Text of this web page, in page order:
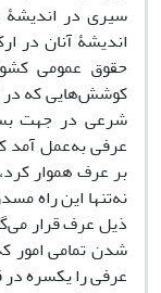
سیری در اندیشۀ
اندیشۀ آنان در
حقوق عمومی
کوشش‌هایی که در
شرعی در جهت
عرفی به‌عمل آمد
بر عرف هموار
نه‌تنها این راه
ذیل عرف قرار
شدن تمامی امور
عرفی را یکسره